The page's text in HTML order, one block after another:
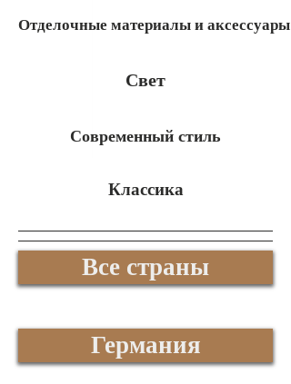
Отделочные материалы и аксессуары
Свет
Современный стиль
Классика
Все страны
Германия